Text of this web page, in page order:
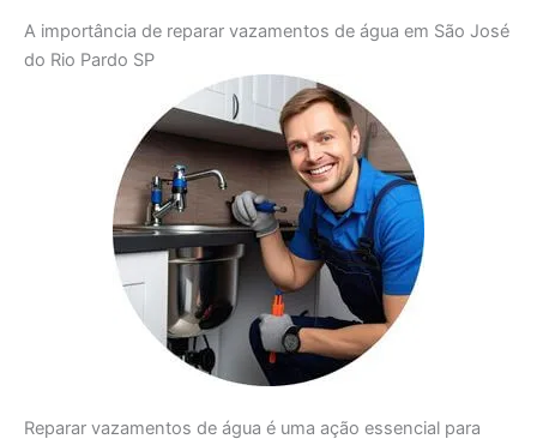
A importância de reparar vazamentos de água em São José
do Rio Pardo SP
Reparar vazamentos de água é uma ação essencial para